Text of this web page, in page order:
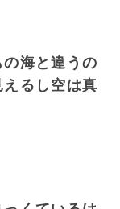
海と違うの
るし空は真